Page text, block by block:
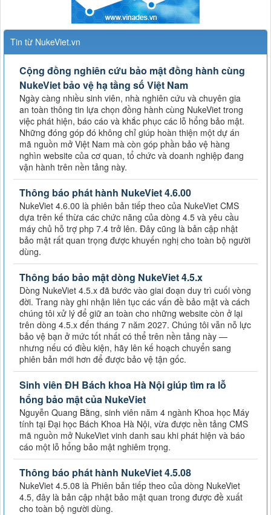
Tin từ NukeViet.vn
Cộng đồng nghiên cứu bảo mật đồng hành cùng
NukeViet bảo vệ hạ tầng số Việt Nam
Ngày càng nhiều sinh viên, nhà nghiên cứu và chuyên gia
an toàn thông tin lựa chọn đồng hành cùng NukeViet trong
việc phát hiện, báo cáo và khắc phục các lỗ hổng bảo mật.
Những đóng góp đó không chỉ giúp hoàn thiện một dự án
mã nguồn mở Việt Nam mà còn góp phần bảo vệ hàng
nghìn website của cơ quan, tổ chức và doanh nghiệp đang
vận hành trên nền tảng này.
Thông báo phát hành NukeViet 4.6.00
NukeViet 4.6.00 là phiên bản tiếp theo của NukeViet CMS
dựa trên kế thừa các chức năng của dòng 4.5 và yêu cầu
máy chủ hỗ trợ php 7.4 trở lên. Đây cũng là bản cập nhật
bảo mật rất quan trọng được khuyến nghị cho toàn bộ người
dùng.
Thông báo bảo mật dòng NukeViet 4.5.x
Dòng NukeViet 4.5.x đã bước vào giai đoạn duy trì cuối vòng
đời. Trang này ghi nhận liên tục các vấn đề bảo mật và cách
chúng tôi xử lý để giữ an toàn cho những website còn ở lại
trên dòng 4.5.x đến tháng 7 năm 2027. Chúng tôi vẫn nỗ lực
bảo vệ bạn ở mức tốt nhất có thể trên nền tảng này —
nhưng nếu có điều kiện, hãy lên kế hoạch chuyển sang
phiên bản mới hơn để được bảo vệ tận gốc.
Sinh viên ĐH Bách khoa Hà Nội giúp tìm ra lỗ
hổng bảo mật của NukeViet
Nguyễn Quang Bằng, sinh viên năm 4 ngành Khoa học Máy
tính tại Đại học Bách Khoa Hà Nội, vừa được nền tảng CMS
mã nguồn mở NukeViet vinh danh sau khi phát hiện và báo
cáo một lỗ hổng bảo mật nghiêm trọng.
Thông báo phát hành NukeViet 4.5.08
NukeViet 4.5.08 là Phiên bản tiếp theo của dòng NukeViet
4.5, đây là bản cập nhật bảo mật quan trong được đề xuất
cho toàn bộ người dùng.